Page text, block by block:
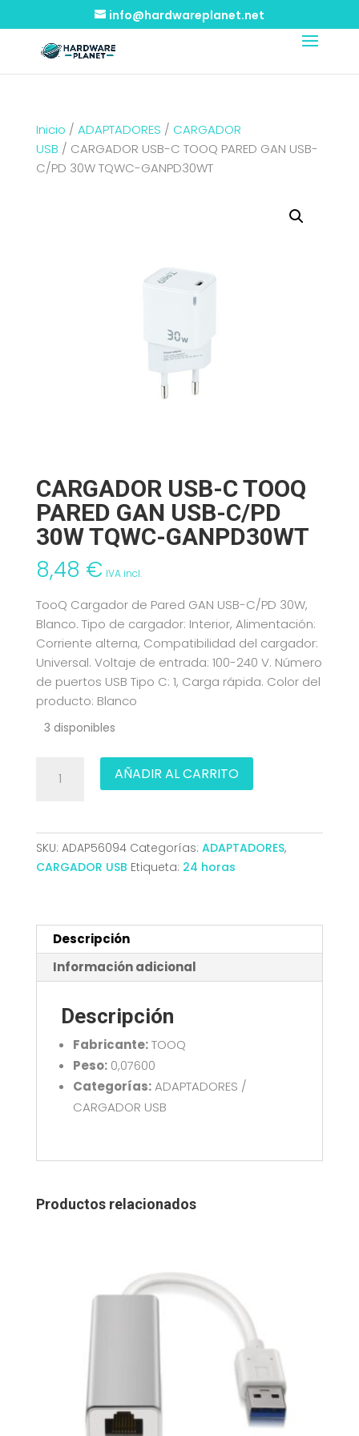
info@hardwareplanet.net
Inicio / ADAPTADORES / CARGADOR
USB / CARGADOR USB-C TOOQ PARED GAN USB-
C/PD 30W TQWC-GANPD30WT
CARGADOR USB-C TOOQ
PARED GAN USB-C/PD
30W TQWC-GANPD30WT
8,48 € IVA incl.
TooQ Cargador de Pared GAN USB-C/PD 30W,
Blanco. Tipo de cargador: Interior, Alimentación:
Corriente alterna, Compatibilidad del cargador:
Universal. Voltaje de entrada: 100-240 V. Número
de puertos USB Tipo C: 1, Carga rápida. Color del
producto: Blanco
3 disponibles
USB-
PARED
GAN
TQWC-
GANPD30WT
cantidad
AÑADIR AL CARRITO
SKU: ADAP56094 Categorías: ADAPTADORES,
CARGADOR USB Etiqueta: 24 horas
Descripción
Información adicional
Descripción
Fabricante:TOOQ
Peso:0,07600
Categorías:ADAPTADORES /
CARGADOR USB
Productos relacionados